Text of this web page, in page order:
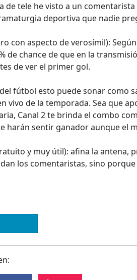
de tele he visto a un
deportiva que nadie
con aspecto de verosímil):
de chance de que en la
de ver el primer gol.
fútbol esto puede sonar como
vivo de la temporada. Sea que
Canal 2 te brinda el combo
harán sentir ganador aunque el
y muy útil): afina la antena,
los comentaristas, sino